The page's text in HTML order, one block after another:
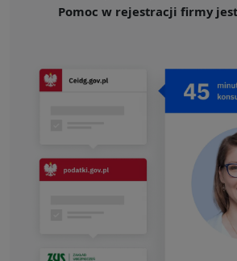
Pomoc w rejestracji firmy